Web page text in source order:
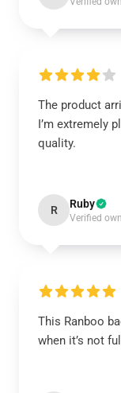
The product
I’m extremely
quality.
R Ruby
Verified
This Ranboo
when it’s not